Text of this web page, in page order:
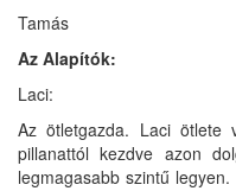
Tamás
Az Alapítók:
Laci:
Az ötletgazda. Laci ötlete
pillanattól kezdve azon
legmagasabb szintű